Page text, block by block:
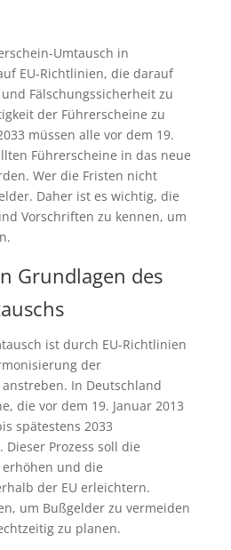
Umtausch in
EU-Richtlinien, die darauf
Fälschungssicherheit zu
der Führerscheine zu
müssen alle vor dem 19.
Führerscheine in das neue
Wer die Fristen nicht
Daher ist es wichtig, die
Vorschriften zu kennen, um
Grundlagen des
ist durch EU-Richtlinien
der
In Deutschland
die vor dem 19. Januar 2013
spätestens 2033
Prozess soll die
und die
der EU erleichtern.
um Bußgelder zu vermeiden
zu planen.